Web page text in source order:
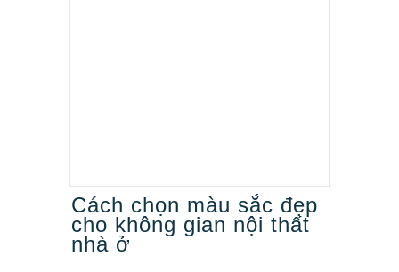
Cách chọn màu sắc đẹp
cho không gian nội thất
nhà ở